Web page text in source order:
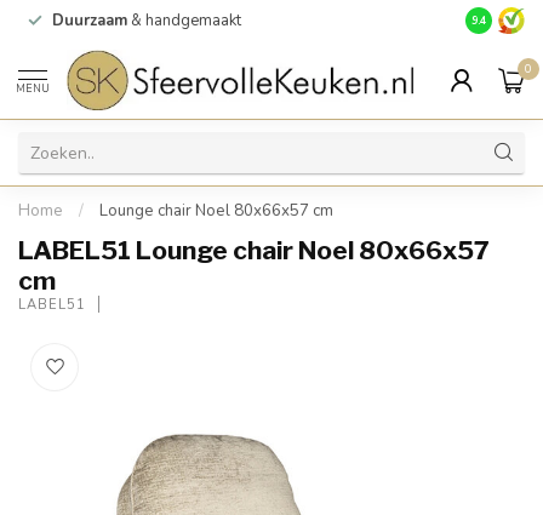
Duurzaam & handgemaakt Gratis
9.4
MENU
0
Home / Lounge chair Noel 80x66x57 cm
LABEL51 Lounge chair Noel 80x66x57
cm
LABEL51